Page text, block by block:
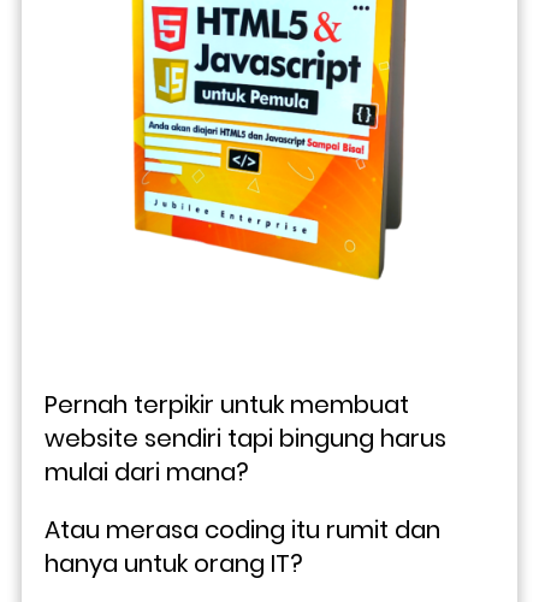
Pernah terpikir untuk membuat
website sendiri tapi bingung harus
mulai dari mana?
Atau merasa coding itu rumit dan
hanya untuk orang IT?